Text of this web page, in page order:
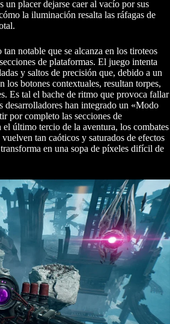
un placer dejarse caer al vacío por sus
la iluminación resalta las ráfagas de
notable que se alcanza en los tiroteos
de plataformas. El juego intenta
y saltos de precisión que, debido a un
los botones contextuales, resultan torpes,
Es tal el bache de ritmo que provoca fallar
desarrolladores han integrado un «Modo
por completo las secciones de
último tercio de la aventura, los combates
tan caóticos y saturados de efectos
en una sopa de píxeles difícil de